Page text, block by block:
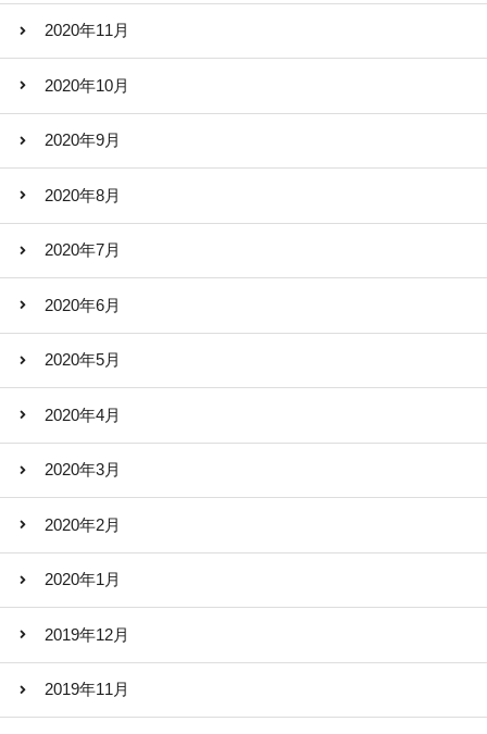
2020年11月
2020年10月
2020年9月
2020年8月
2020年7月
2020年6月
2020年5月
2020年4月
2020年3月
2020年2月
2020年1月
2019年12月
2019年11月